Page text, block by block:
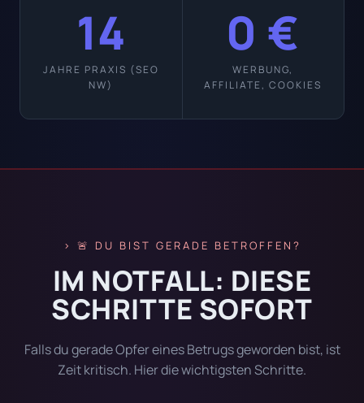
14
JAHRE PRAXIS (SEO
NW)
0 €
WERBUNG,
AFFILIATE, COOKIES
🚨 DU BIST GERADE BETROFFEN?
IM NOTFALL: DIESE
SCHRITTE SOFORT
Falls du gerade Opfer eines Betrugs geworden bist, ist
Zeit kritisch. Hier die wichtigsten Schritte.